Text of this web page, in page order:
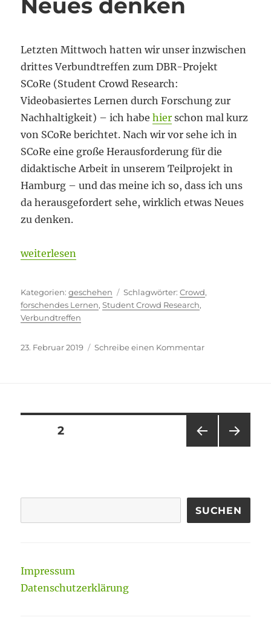
Neues denken
Letzten Mittwoch hatten wir unser inzwischen
drittes Verbundtreffen zum DBR-Projekt
SCoRe (Student Crowd Research:
Videobasiertes Lernen durch Forschung zur
Nachhaltigkeit) – ich habehier schon mal kurz
von SCoRe berichtet. Nach wir vor sehe ich in
SCoRe eine große Herausforderung für die
didaktische Arbeit in unserem Teilprojekt in
Hamburg – und das meine ich so, dass ich uns
da herausgefordert sehe, wirklich etwas Neues
zu denken.
„Neues denken“
weiterlesen
Kategorien
geschehen Schlagwörter
Crowd,
forschendes Lernen,Student Crowd Research,
Verbundtreffen
Veröffentlicht
23. Februar 2019 Schreibe einen Kommentarzu
Seitennummerierung
E
SEITE2
SUCHEN
Impressum
Datenschutzerklärung